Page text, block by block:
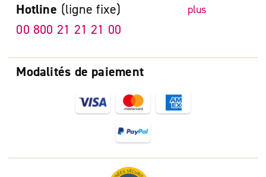
Modalités de paiement
Hotline (ligne fixe) plus
00 800 21 21 21 00